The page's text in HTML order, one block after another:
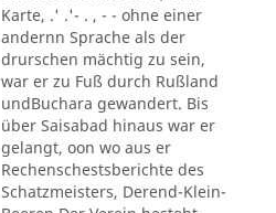
Karte, .' .'- . , - - ohne einer
andernn Sprache als der
drurschen mächtig zu sein,
war er zu Fuß durch Rußland
undBuchara gewandert. Bis
über Saisabad hinaus war er
gelangt, oon wo aus er
Rechenschestsberichte des
Schatzmeisters, Derend-Klein-